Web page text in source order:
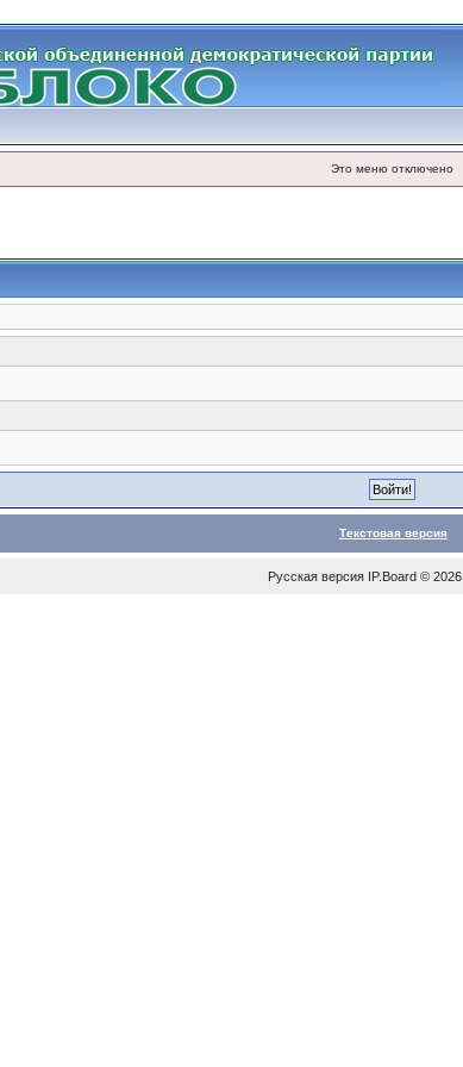
Это меню отключено
Текстовая версия
Русская версия IP.Board© 2026